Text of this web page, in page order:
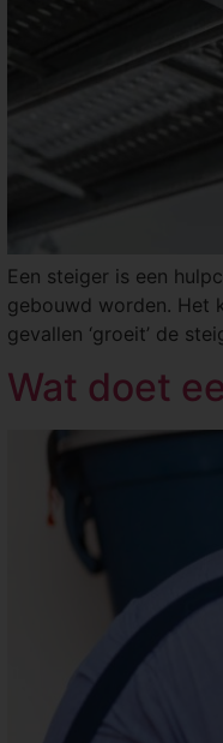
Een steiger is een
gebouwd worden. Het
gevallen ‘groeit’ de
Wat doet